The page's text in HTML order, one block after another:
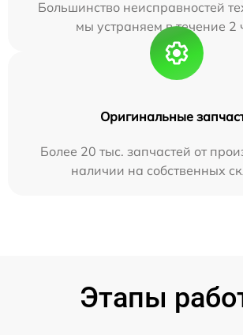
Большинство неисправностей
мы устраняем в течение 2
Оригинальные
Более 20 тыс. запчастей от
наличии на собственных
Этапы